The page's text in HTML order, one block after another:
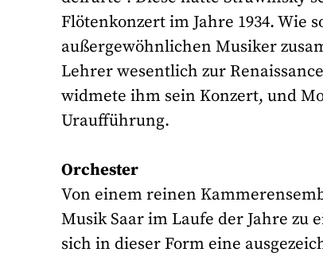
Flötenkonzert im Jahre 1934. Wie
außergewöhnlichen Musiker
Lehrer wesentlich zur
widmete ihm sein Konzert, und
Uraufführung.
Orchester
Von einem reinen
Musik Saar im Laufe der Jahre zu
sich in dieser Form eine